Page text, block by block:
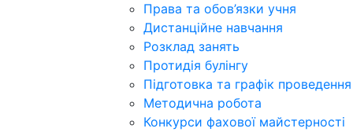
Права та обов’язки учня
Дистанційне навчання
Розклад занять
Протидія булінгу
Підготовка та графік
Методична робота
Конкурси фахової майстерності